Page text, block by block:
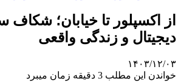
از اکسپلور تا خیابان؛ شکاف
دیجیتال و زندگی واقعی
۱۴۰۳/۱۲/۰۳
خواندن این مطلب 3 دقیقه زمان میبرد